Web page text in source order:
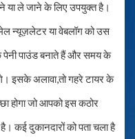
या ले जाने के लिए उपयुक्त है।
न्यूज़लेटर या वेबलॉग को उस
पाउंड बनाते हैं और समय के
इसके अलावा,तो गहरे टायर के
होगा जो आपको इस कठोर
कई दुकानदारों को पता चला है